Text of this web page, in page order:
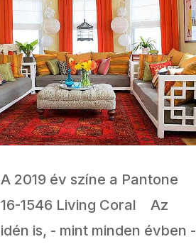
A 2019 év színe a Pantone
16-1546 Living Coral Az
idén is, - mint minden évben -